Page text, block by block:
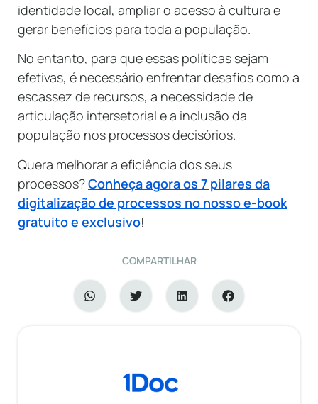
identidade local, ampliar o acesso à cultura e
gerar benefícios para toda a população.
No entanto, para que essas políticas sejam
efetivas, é necessário enfrentar desafios como a
escassez de recursos, a necessidade de
articulação intersetorial e a inclusão da
população nos processos decisórios.
Quera melhorar a eficiência dos seus
processos?Conheça agora os 7 pilares da
digitalização de processos no nosso e-book
gratuito e exclusivo!
COMPARTILHAR